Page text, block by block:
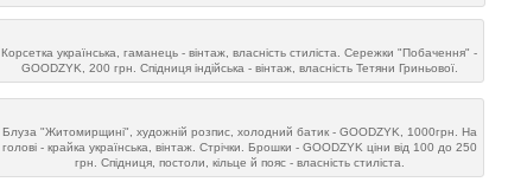
Корсетка українська, гаманець - вінтаж, власність стиліста. Сережки "Побачення" -
GOODZYK, 200 грн. Спідниця індійська - вінтаж, власність Тетяни Гриньової.
Блуза "Житомирщині", художній розпис, холодний батик - GOODZYK, 1000грн. На
голові - крайка українська, вінтаж. Стрічки. Брошки - GOODZYK ціни від 100 до 250
грн. Спідниця, постоли, кільце й пояс - власність стиліста.